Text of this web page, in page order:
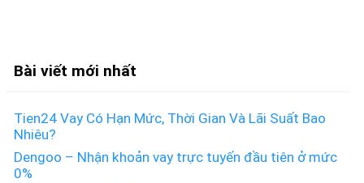
Bài viết mới nhất
Tien24 Vay Có Hạn Mức, Thời Gian Và Lãi Suất Bao
Nhiêu?
Dengoo – Nhận khoản vay trực tuyến đầu tiên ở mức
0%